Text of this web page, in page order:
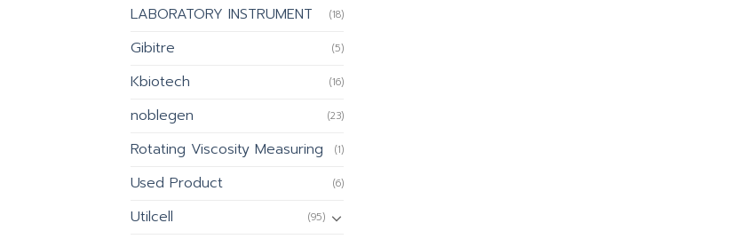
LABORATORY INSTRUMENT (18)
Gibitre (5)
Kbiotech (16)
noblegen (23)
Rotating Viscosity Measuring (1)
Used Product (6)
Utilcell (95)